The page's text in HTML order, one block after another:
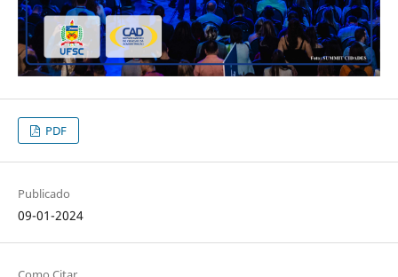
PDF
Publicado
09-01-2024